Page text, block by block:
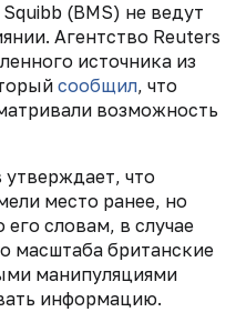
(BMS) не ведут
Агентство Reuters
источника из
сообщил, что
возможность
что
место ранее, но
словам, в случае
масштаба британские
манипуляциями
информацию.